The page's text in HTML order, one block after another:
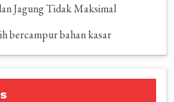
Jagung Tidak Maksimal
bercampur bahan kasar